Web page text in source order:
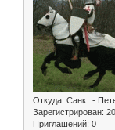
Откуда: Санкт -
Зарегистрирован:
Приглашений: 0